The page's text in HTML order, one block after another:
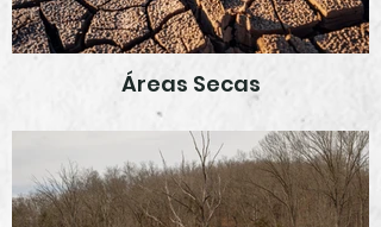
Áreas Secas